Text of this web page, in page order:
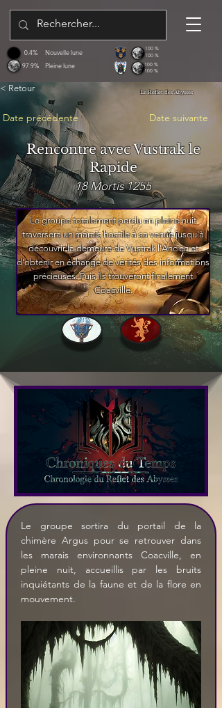
97.9%
0.4%
Pleine lune
Nouvelle lune
100 %
100 %
100 %
100 %
< Retour
Date précédente
Le Reflet des Abysses
Date suivante
Rencontre avec Vustrak le
Rapide
18 Mortis 1255
Le groupe totalement perdu en pleine nuit
traversera un marais hostile à sa venue jusqu'à
découvrir la demeure de Vustrak l'Ancien et
d'obtenir en échange de vérités des informations
précieuses. Puis ils trouveront finalement
Coacville.
Le groupe sortira du portail de la
chimère Argus pour se retrouver dans
les marais environnants Coacville, en
pleine nuit, accueillis par les bruits
inquiétants de la faune et de la flore en
mouvement.